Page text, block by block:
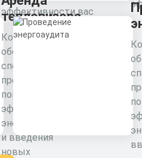
эффективности вас
тепловизора
Комплексное
обследование
специалистами
предприятия для
повышения
эффективности
энергоресурсов
и введения
новых